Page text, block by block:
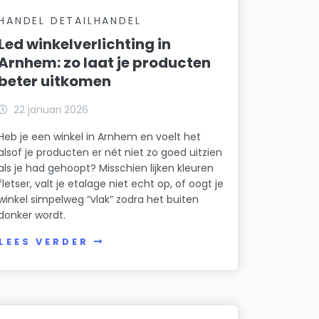
12
Letselschadespecialisten B.V.
1
1 C
de Boulesbar Arnhem B.V.
10 & 56
Beltman
33
Willemsplein 21
beslistermijn
het
november 2025
Gemeente Arnhem -
beslistermijn
het
van Doornplein 12, 6811BJ
Overig
21 november 2025
Gemeente Arnhem -
Overig
DETAILHANDEL
winkelverlichting in
zo laat je producten
uitkomen
22 januari 2026
je een winkel in Arnhem en voelt het
je producten er nét niet zo goed uitzien
je had gehoopt? Misschien lijken kleuren
valt je etalage niet echt op, of oogt je
simpelweg “vlak” zodra het buiten
wordt.
LEES VERDER